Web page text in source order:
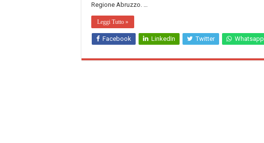
Regione Abruzzo. …
Leggi Tutto »
Facebook LinkedIn Twitter Whatsapp